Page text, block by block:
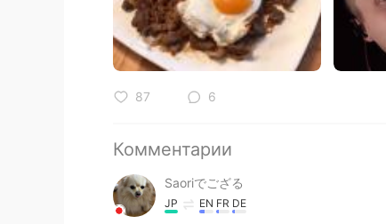
87 6
Комментарии
Saoriでござる
JP EN FR DE